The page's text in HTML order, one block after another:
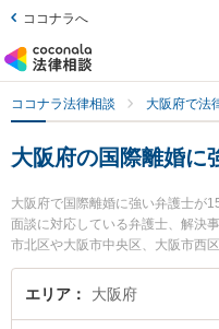
ココナラへ
ココナラ法律相談 大阪府で法
大阪府の国際離婚に
大阪府で国際離婚に強い弁護士が
面談に対応している弁護士、解決
市北区や大阪市中央区、大阪市西
外国人・国際問題に関係する国際
での絞り込み検索もでき便利です
エリア 大阪府